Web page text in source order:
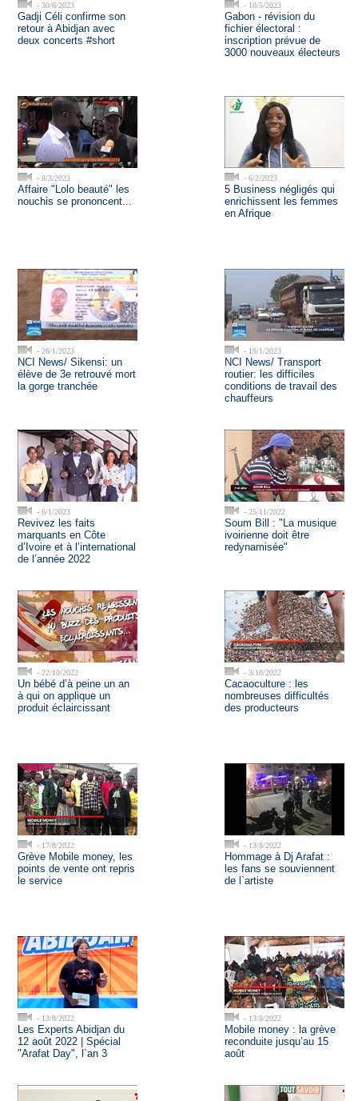
- 30/6/2023
Gadji Céli confirme son
retour à Abidjan avec
deux concerts #short
- 10/5/2023
Gabon - révision du
fichier électoral :
inscription prévue de
3000 nouveaux électeurs
- 8/3/2023
Affaire "Lolo beauté" les
nouchis se prononcent...
- 6/2/2023
5 Business négligés qui
enrichissent les femmes
en Afrique
- 26/1/2023
NCI News/ Sikensi: un
élève de 3e retrouvé mort
la gorge tranchée
- 19/1/2023
NCI News/ Transport
routier: les difficiles
conditions de travail des
chauffeurs
- 6/1/2023
Revivez les faits
marquants en Côte
d’Ivoire et à l’international
de l’année 2022
- 25/11/2022
Soum Bill : "La musique
ivoirienne doit être
redynamisée"
- 22/10/2022
Un bébé d’à peine un an
à qui on applique un
produit éclaircissant
- 3/10/2022
Cacaoculture : les
nombreuses difficultés
des producteurs
- 17/8/2022
Grève Mobile money, les
points de vente ont repris
le service
- 13/8/2022
Hommage à Dj Arafat :
les fans se souviennent
de l`artiste
- 13/8/2022
Les Experts Abidjan du
12 août 2022 | Spécial
"Arafat Day", l`an 3
- 13/8/2022
Mobile money : la grève
reconduite jusqu’au 15
août